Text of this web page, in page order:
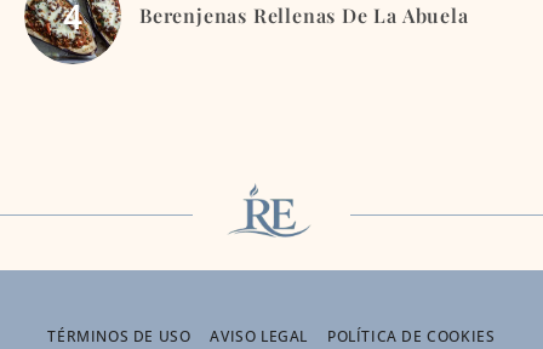
Berenjenas Rellenas De La Abuela
TÉRMINOS DE USO AVISO LEGAL POLÍTICA DE COOKIES